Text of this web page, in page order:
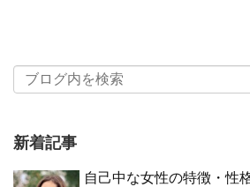
新着記事
自己中な女性の特徴・性